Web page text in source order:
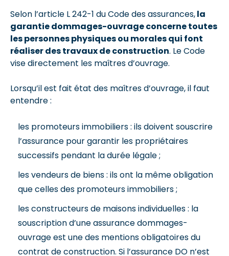
Selon l’article L 242-1 du Code des assurances,la
garantie dommages-ouvrage concerne toutes
les personnes physiques ou morales qui font
réaliser des travaux de construction. Le Code
vise directement les maîtres d’ouvrage.
Lorsqu’il est fait état des maîtres d’ouvrage, il faut
entendre :
les promoteurs immobiliers : ils doivent souscrire
l’assurance pour garantir les propriétaires
successifs pendant la durée légale ;
les vendeurs de biens : ils ont la même obligation
que celles des promoteurs immobiliers ;
les constructeurs de maisons individuelles : la
souscription d’une assurance dommages-
ouvrage est une des mentions obligatoires du
contrat de construction. Si l’assurance DO n’est